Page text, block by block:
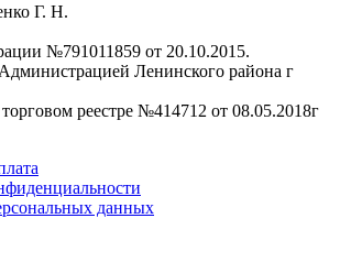
Г. Н.
№791011859 от 20.10.2015.
Ленинского района г
реестре №414712 от 08.05.2018г
данных